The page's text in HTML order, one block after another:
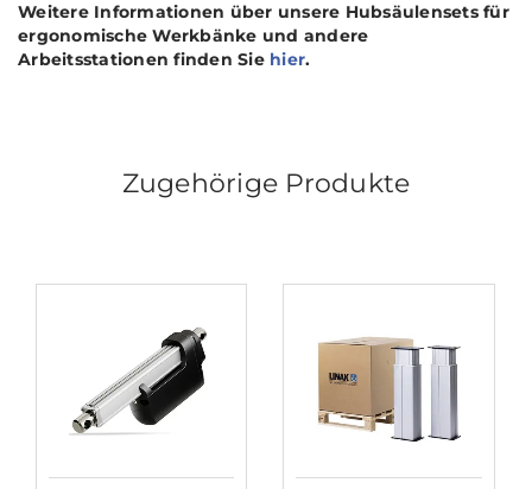
Weitere Informationen über unsere Hubsäulensets für
ergonomische Werkbänke und andere
Arbeitsstationen finden Sie hier.
Zugehörige Produkte